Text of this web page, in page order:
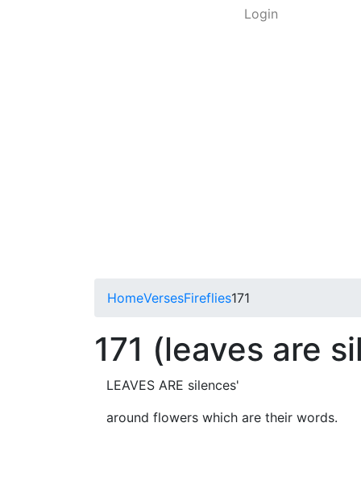
Login
HomeVersesFireflies171
171 (leaves are
LEAVES ARE silences'
around flowers which are their words.